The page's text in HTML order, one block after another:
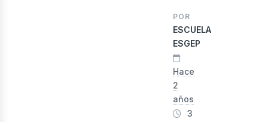
POR
ESCUELA
ESGEP
Hace
2
años
3